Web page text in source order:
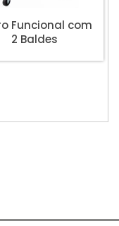
Funcional com
2 Baldes